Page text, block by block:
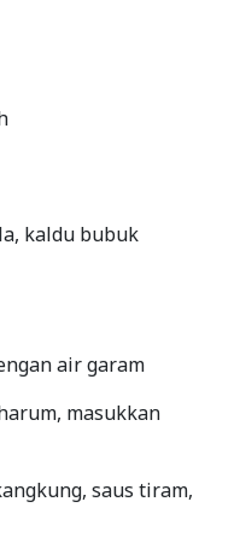
kaldu bubuk
air garam
masukkan
saus tiram,